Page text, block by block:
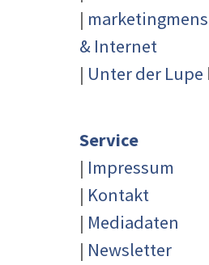
|
& Internet
| Unter der Lupe
Service
| Impressum
| Kontakt
| Mediadaten
| Newsletter